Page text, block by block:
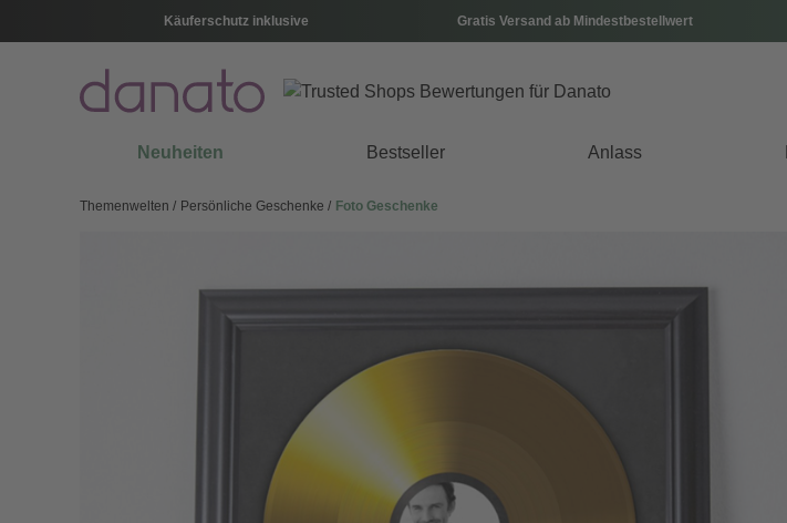
Käuferschutz inklusive Gratis Versand ab Mindestbestellwert
Neuheiten Bestseller Anlass
Themenwelten Persönliche Geschenke Foto Geschenke